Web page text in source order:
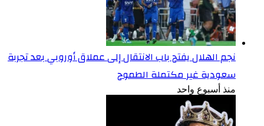
نجم الهلال يفتح باب الانتقال إلى عملاق أوروبي بعد تجربة
سعودية غير مكتملة الطموح
منذ أسبوع واحد